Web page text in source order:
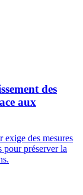
des
aux
des mesures
pour préserver la